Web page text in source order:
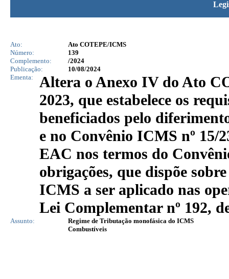
Ato:
Ato COTEPE/ICMS
Número:
139
Complemento:
/2024
Publicação:
10/08/2024
Ementa:
Altera o Anexo IV do Ato
2023, que estabelece os
beneficiados pelo
e no Convênio ICMS nº 15/
EAC nos termos do
obrigações, que dispõe
ICMS a ser aplicado nas
Lei Complementar nº 192,
Assunto:
Regime de Tributação monofásica do ICMS
Combustíveis